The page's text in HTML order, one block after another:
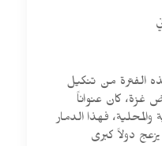
الفترة من تنكيل
غزة، كان عنواناً
والمحلية، فهذا الدمار
دولاً كبرى